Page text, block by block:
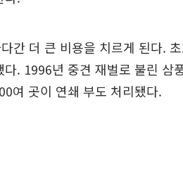
간 더 큰 비용을 치르게 된다.
다. 1996년 중견 재벌로 불린 삼
여 곳이 연쇄 부도 처리됐다.